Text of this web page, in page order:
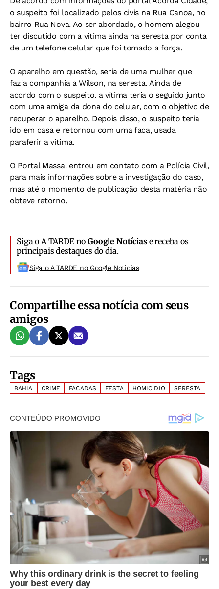
o suspeito foi localizado pelos civis na Rua Canoa, no
bairro Rua Nova. Ao ser abordado, o homem alegou
ter discutido com a vítima ainda na seresta por conta
de um telefone celular que foi tomado a força.
O aparelho em questão, seria de uma mulher que
fazia companhia a Wilson, na seresta. Ainda de
acordo com o suspeito, a vítima teria o seguido junto
com uma amiga da dona do celular, com o objetivo de
recuperar o aparelho. Depois disso, o suspeito teria
ido em casa e retornou com uma faca, usada
paraferir a vítima.
O Portal Massa! entrou em contato com a Polícia Civil,
para mais informações sobre a investigação do caso,
mas até o momento de publicação desta matéria não
obteve retorno.
Siga o A TARDE noGoogle Notíciase receba os
principais destaques do dia.
Siga o A TARDE no Google Noticias
Compartilhe essa notícia com seus
amigos
Tags
BAHIA CRIME FACADAS FESTA HOMICÍDIO SERESTA